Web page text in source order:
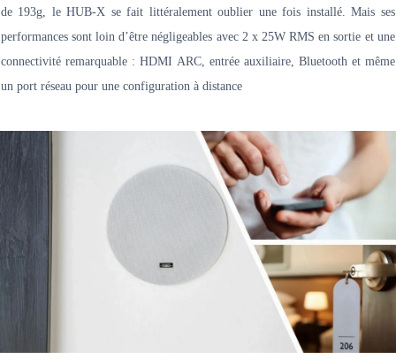
de 193g, le HUB-X se fait littéralement oublier une fois installé. Mais ses
performances sont loin d’être négligeables avec 2 x 25W RMS en sortie et une
connectivité remarquable : HDMI ARC, entrée auxiliaire, Bluetooth et même
un port réseau pour une configuration à distance